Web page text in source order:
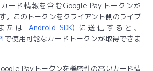
ード情報を含むGoogle Payトークンが
。このトークンをクライアント側のライブ
たは Android SDK) に送信すると、
で使用可能なカードトークンが取得できま
Payトークンを機密性の高いカード情